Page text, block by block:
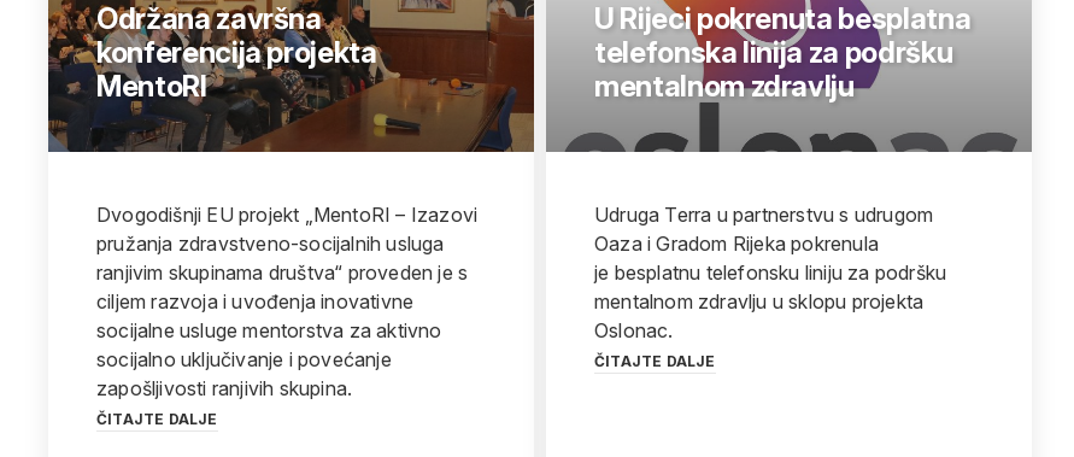
Održana završna
konferencija projekta
MentoRI
Dvogodišnji EU projekt „MentoRI – Izazovi
pružanja zdravstveno-socijalnih usluga
ranjivim skupinama društva“ proveden je s
ciljem razvoja i uvođenja inovativne
socijalne usluge mentorstva za aktivno
socijalno uključivanje i povećanje
zapošljivosti ranjivih skupina.
ČITAJTE DALJE
U Rijeci pokrenuta besplatna
telefonska linija za podršku
mentalnom zdravlju
Udruga Terra u partnerstvu s udrugom
Oaza i Gradom Rijeka pokrenula
je besplatnu telefonsku liniju za podršku
mentalnom zdravlju u sklopu projekta
Oslonac.
ČITAJTE DALJE